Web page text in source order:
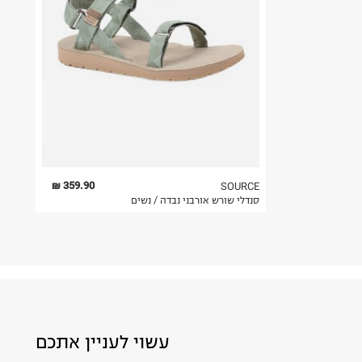
359.90 ₪
SOURCE
סנדלי שורש אורבני נבדה / נשים
עשוי לעניין אתכם